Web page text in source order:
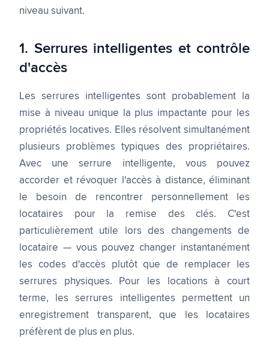
niveau suivant.
1. Serrures intelligentes et contrôle
d'accès
Les serrures intelligentes sont probablement la
mise à niveau unique la plus impactante pour les
propriétés locatives. Elles résolvent simultanément
plusieurs problèmes typiques des propriétaires.
Avec une serrure intelligente, vous pouvez
accorder et révoquer l'accès à distance, éliminant
le besoin de rencontrer personnellement les
locataires pour la remise des clés. C'est
particulièrement utile lors des changements de
locataire — vous pouvez changer instantanément
les codes d'accès plutôt que de remplacer les
serrures physiques. Pour les locations à court
terme, les serrures intelligentes permettent un
enregistrement transparent, que les locataires
préfèrent de plus en plus.